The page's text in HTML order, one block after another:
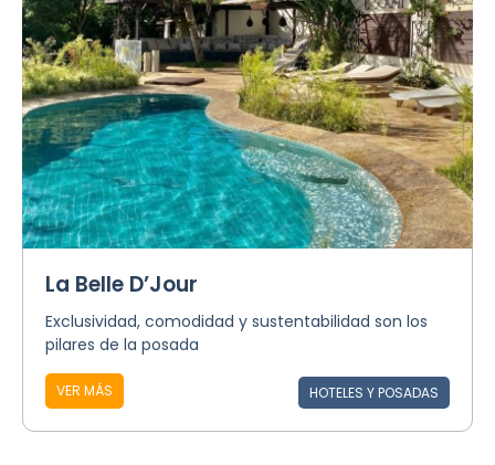
La Belle D’Jour
Exclusividad, comodidad y sustentabilidad son los
pilares de la posada
VER MÁS HOTELES Y POSADAS